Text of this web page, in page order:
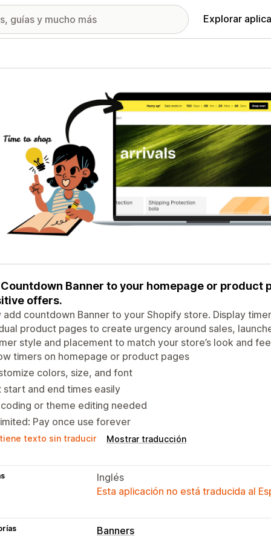
Explorar
de imágenes destacadas
Banner to your homepage or product
offers.
add countdown Banner to your Shopify store. Display
product pages to create urgency around sales,
style and placement to match your store’s look and
timers on homepage or product pages
colors, size, and font
start and end times easily
or theme editing needed
Pay once use forever
texto sin traducir Mostrar traducción
Inglés
Esta aplicación no está traducida al
Banners